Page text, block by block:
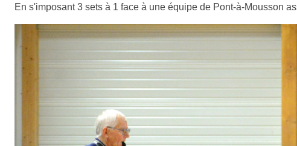
En s'imposant 3 sets à 1 face à une équipe de Pont-à-Mousson